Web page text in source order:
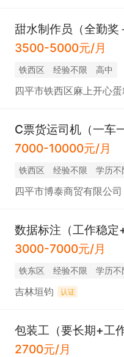
甜水制作员（全勤奖
3500-5000元/月
铁西区 经验不限 高中
四平市铁西区麻上开心
C票货运司机（一车
7000-10000元/月
铁西区 经验不限 学历不
四平市博泰商贸有限公司
数据标注（工作稳定
3000-7000元/月
铁东区 经验不限 学历不
吉林垣钧 认证
包装工（要长期+工
2700元/月